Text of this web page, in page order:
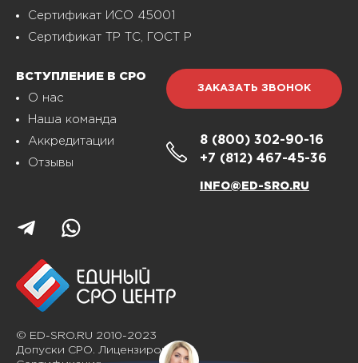
Сертификат ИСО 45001
Сертификат ТР ТС, ГОСТ Р
ВСТУПЛЕНИЕ В СРО
О нас
Наша команда
Аккредитации
Отзывы
ЗАКАЗАТЬ ЗВОНОК
8 (800) 302-90-16
+7 (812) 467-45-36
INFO@ED-SRO.RU
© ED-SRO.RU 2010-2023
Допуски СРО. Лицензирование.